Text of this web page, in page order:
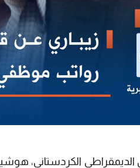
الكردستاني،